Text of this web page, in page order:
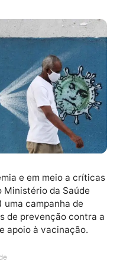
e em meio a
uma campanha de